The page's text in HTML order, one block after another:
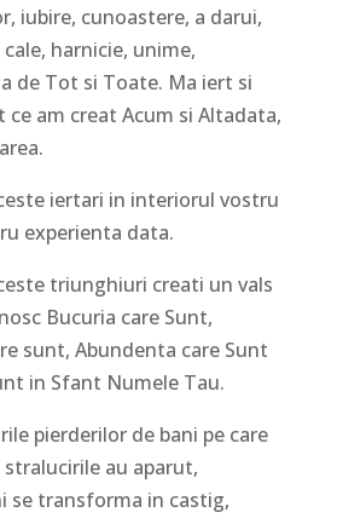
iubire, cunoastere, a darui,
harnicie, unime,
de Tot si Toate. Ma iert si
ce am creat Acum si Altadata,
iertari in interiorul vostru
experienta data.
triunghiuri creati un vals
Bucuria care Sunt,
sunt, Abundenta care Sunt
in Sfant Numele Tau.
pierderilor de bani pe care
au aparut,
se transforma in castig,